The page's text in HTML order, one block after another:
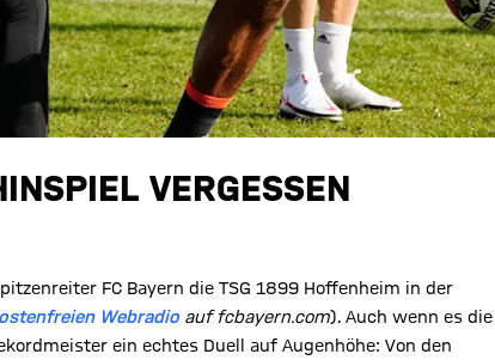
VERGESSEN
FC Bayern die TSG 1899 Hoffenheim in der
Webradioauf fcbayern.com). Auch wenn es die
ein echtes Duell auf Augenhöhe: Von den